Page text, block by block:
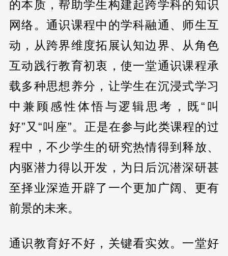
的本质，帮助学生构建起跨学科的知识
网络。通识课程中的学科融通、师生互
动，从跨界维度拓展认知边界、从角色
互动践行教育初衷，使一堂通识课程承
载多种思想养分，让学生在沉浸式学习
中兼顾感性体悟与逻辑思考，既“叫
好”又“叫座”。正是在参与此类课程的过
程中，不少学生的研究热情得到释放、
内驱潜力得以开发，为日后沉潜深研甚
至择业深造开辟了一个更加广阔、更有
前景的未来。
通识教育好不好，关键看实效。一堂好